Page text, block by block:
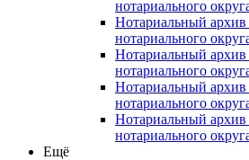
нотариального
Нотариальный архив
нотариального
Нотариальный
нотариального
Нотариальный
нотариального
Нотариальный
нотариального
Ещё